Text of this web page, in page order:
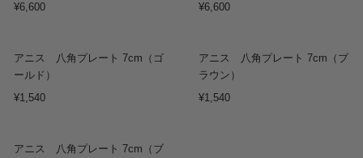
¥6,600
¥6,600
Sold out
アニス 八角プレート 7cm（ゴ
ールド）
¥1,540
アニス 八角プレート 7cm（ブ
ラウン）
¥1,540
アニス 八角プレート 7cm（ブ